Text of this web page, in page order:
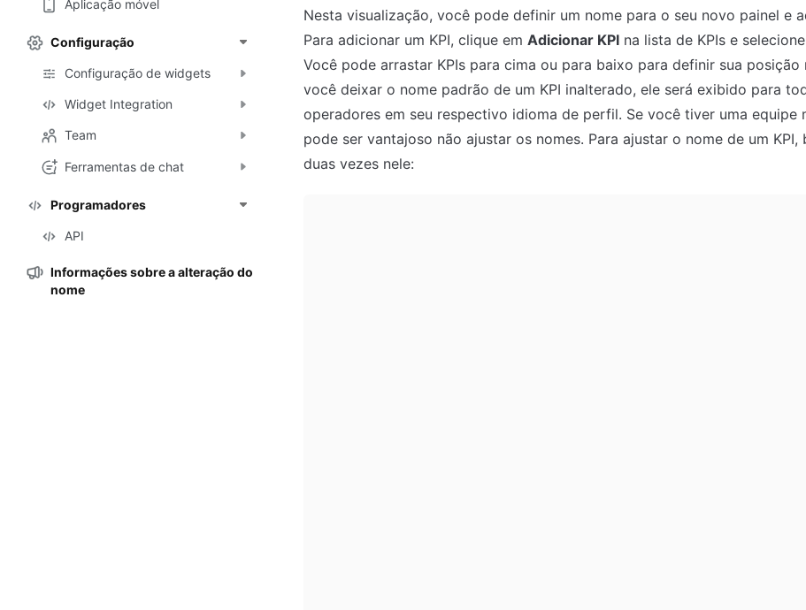
Aplicação móvel
Configuração
Configuração de widgets
Widget Integration
Team
Ferramentas de chat
Programadores
API
Informações sobre a alteração do
nome
Nesta visualização, você pode definir um nome para o seu novo painel e
Para adicionar um KPI, clique em Adicionar KPI na lista de KPIs e
Você pode arrastar KPIs para cima ou para baixo para definir sua posição
você deixar o nome padrão de um KPI inalterado, ele será exibido para
operadores em seu respectivo idioma de perfil. Se você tiver uma equipe
pode ser vantajoso não ajustar os nomes. Para ajustar o nome de um KPI,